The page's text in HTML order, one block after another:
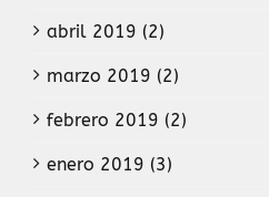
abril 2019 (2)
marzo 2019 (2)
febrero 2019 (2)
enero 2019 (3)